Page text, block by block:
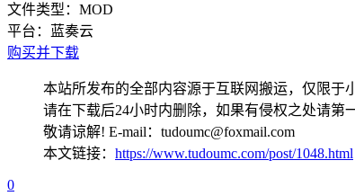
文件类型： MOD
平台：
蓝奏云
购买并下载
本站所发布的全部内容源于互联网搬运，仅限于
请在下载后24小时内删除，如果有侵权之处请第
敬请谅解! E-mail：tudoumc@foxmail.com
本文链接： https://www.tudoumc.com/post/1048.html
0